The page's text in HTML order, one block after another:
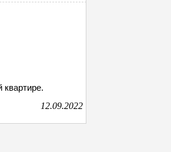
12.09.2022